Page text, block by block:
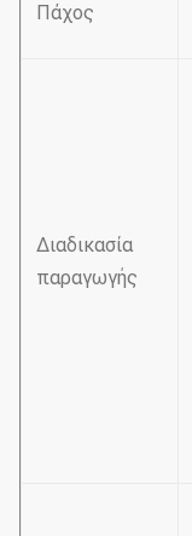
Πάχος
Διαδικασία
παραγωγής